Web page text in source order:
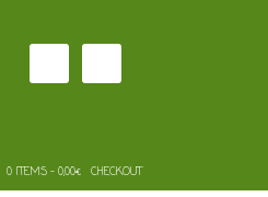
0 ITEMS - 0,00€ CHECKOUT